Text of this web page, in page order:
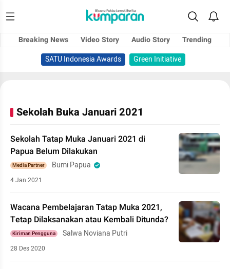
Breaking News Video Story Audio Story
Trending
SATU Indonesia Awards
Green Initiative
Sekolah Buka Januari 2021
Sekolah Tatap Muka Januari 2021 di
Papua Belum Dilakukan
Media Partner Bumi Papua
4 Jan 2021
Wacana Pembelajaran Tatap Muka 2021,
Tetap Dilaksanakan atau Kembali Ditunda?
Kiriman Pengguna Salwa Noviana Putri
28 Des 2020